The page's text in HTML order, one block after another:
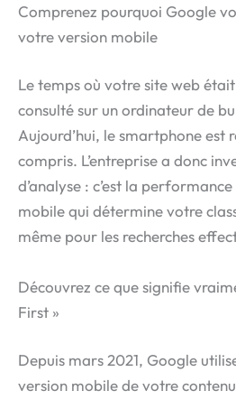
Comprenez pourquoi Google
votre version mobile
Le temps où votre site web
consulté sur un ordinateur de
Aujourd’hui, le smartphone est
compris. L’entreprise a donc
d’analyse : c’est la
mobile qui détermine votre
même pour les recherches
Découvrez ce que signifie
First »
Depuis mars 2021, Google
version mobile de votre